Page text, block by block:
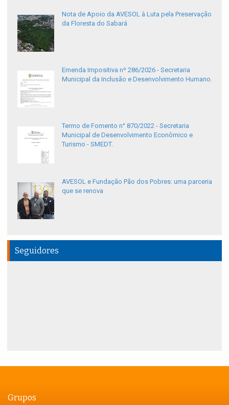
Nota de Apoio da AVESOL à Luta pela Preservação
da Floresta do Sabará
Emenda Impositiva nº 286/2026 - Secretaria
Municipal da Inclusão e Desenvolvimento Humano.
Termo de Fomento n° 870/2022 - Secretaria
Municipal de Desenvolvimento Econômico e
Turismo - SMEDT.
AVESOL e Fundação Pão dos Pobres: uma parceria
que se renova
Seguidores
Grupos